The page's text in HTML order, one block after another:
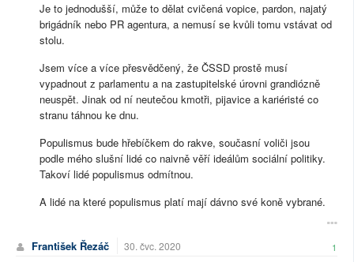
Je to jednodušší, může to dělat cvičená vopice, pardon, najatý
brigádník nebo PR agentura, a nemusí se kvůli tomu vstávat od
stolu.
Jsem více a více přesvědčený, že ČSSD prostě musí
vypadnout z parlamentu a na zastupitelské úrovni grandiózně
neuspět. Jinak od ní neutečou kmotři, pijavice a kariéristé co
stranu táhnou ke dnu.
Populismus bude hřebíčkem do rakve, současní voliči jsou
podle mého slušní lidé co naivně věří ideálům sociální politiky.
Takoví lidé populismus odmítnou.
A lidé na které populismus platí mají dávno své koně vybrané.
František Řezáč 30. čvc. 2020 1